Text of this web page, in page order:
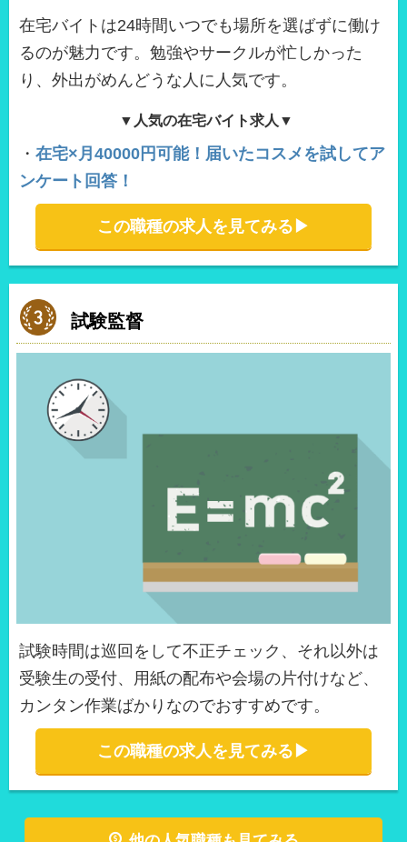
在宅バイトは24時間いつでも場所を選ばずに働け
るのが魅力です。勉強やサークルが忙しかった
り、外出がめんどうな人に人気です。
▼人気の在宅バイト求人▼
・ 在宅×月40000円可能！届いたコスメを試してア
ンケート回答！
この職種の求人を見てみる▶︎
試験監督
試験時間は巡回をして不正チェック、それ以外は
受験生の受付、用紙の配布や会場の片付けなど、
カンタン作業ばかりなのでおすすめです。
この職種の求人を見てみる▶︎